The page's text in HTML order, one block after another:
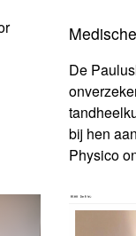
De
bij hen
Physico